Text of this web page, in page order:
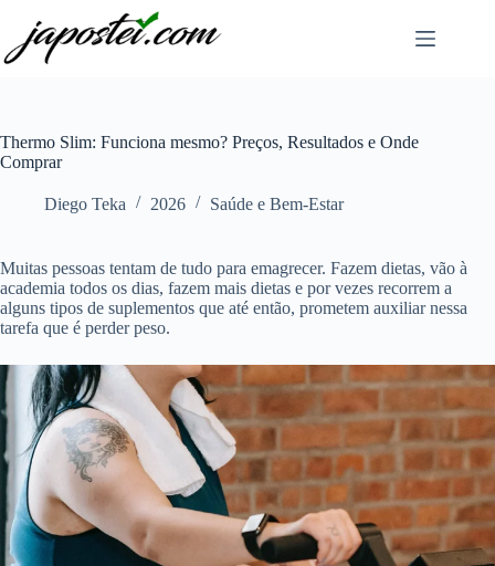
conteúdo
Thermo Slim: Funciona mesmo? Preços, Resultados e Onde
Comprar
Diego Teka 2026 Saúde e Bem-Estar
Muitas pessoas tentam de tudo para emagrecer. Fazem dietas, vão à
academia todos os dias, fazem mais dietas e por vezes recorrem a
alguns tipos de suplementos que até então, prometem auxiliar nessa
tarefa que é perder peso.